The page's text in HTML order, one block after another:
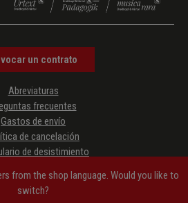
un contrato
Abreviaturas
frecuentes
Gastos de envío
de cancelación
de desistimiento
generales de contratación
Aviso legal
from the shop language. Would you like to
switch?